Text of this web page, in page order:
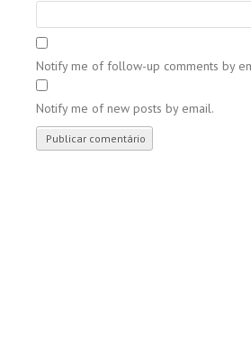
Notify me of follow-up comments by
Notify me of new posts by email.